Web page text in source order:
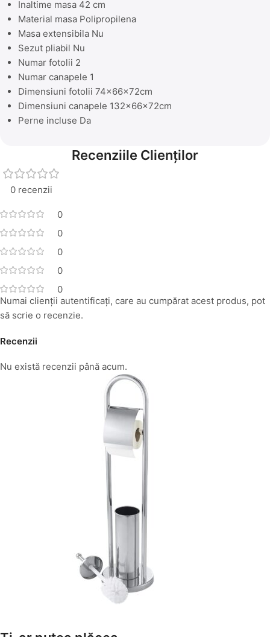
Inaltime masa 42 cm
Material masa Polipropilena
Masa extensibila Nu
Sezut pliabil Nu
Numar fotolii 2
Numar canapele 1
Dimensiuni fotolii 74x66x72cm
Dimensiuni canapele 132x66x72cm
Perne incluse Da
Recenziile Clienților
0 recenzii
0
0
0
0
0
Recenzii
Nu există recenzii până acum.
Numai clienții autentificați, care au cumpărat acest produs, pot
să scrie o recenzie.